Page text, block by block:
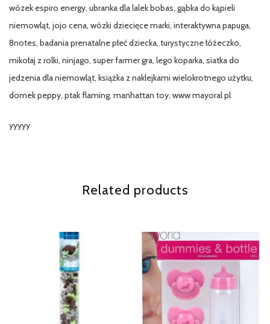
wózek espiro energy, ubranka dla lalek bobas, gąbka do kąpieli
niemowląt, jojo cena, wózki dziecięce marki, interaktywna papuga,
8notes, badania prenatalne płeć dziecka, turystyczne łóżeczko,
mikołaj z rolki, ninjago, super farmer gra, lego koparka, siatka do
jedzenia dla niemowląt, książka z naklejkami wielokrotnego użytku,
domek peppy, ptak flaming, manhattan toy, www mayoral pl
yyyyy
Related products